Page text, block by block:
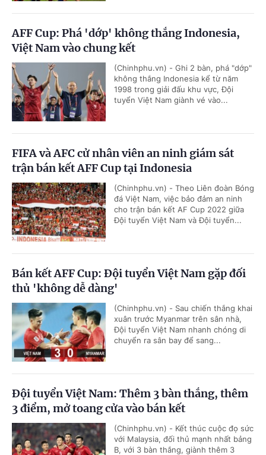
AFF Cup: Phá 'dớp' không thắng Indonesia,
Việt Nam vào chung kết
(Chinhphu.vn) - Ghi 2 bàn, phá "dớp"
không thắng Indonesia kể từ năm
1998 trong giải đấu khu vực, Đội
tuyển Việt Nam giành vé vào...
FIFA và AFC cử nhân viên an ninh giám sát
trận bán kết AFF Cup tại Indonesia
(Chinhphu.vn) - Theo Liên đoàn Bóng
đá Việt Nam, việc bảo đảm an ninh
cho trận bán kết AF Cup 2022 giữa
Đội tuyển Việt Nam và Đội tuyển...
Bán kết AFF Cup: Đội tuyển Việt Nam gặp đối
thủ 'không dễ dàng'
(Chinhphu.vn) - Sau chiến thắng khai
xuân trước Myanmar trên sân nhà,
Đội tuyển Việt Nam nhanh chóng di
chuyển ra sân bay để sang...
Đội tuyển Việt Nam: Thêm 3 bàn thắng, thêm
3 điểm, mở toang cửa vào bán kết
(Chinhphu.vn) - Kết thúc cuộc đọ sức
với Malaysia, đối thủ mạnh nhất bảng
B, với 3 bàn thắng, giành thêm 3